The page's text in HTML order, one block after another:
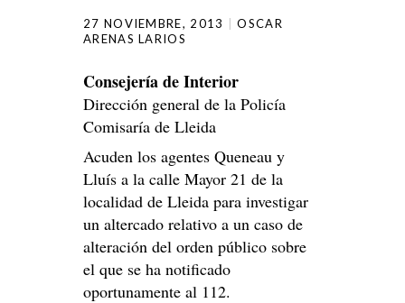
27 NOVIEMBRE, 2013
OSCAR
ARENAS LARIOS
Consejería de Interior
Dirección general de la Policía
Comisaría de Lleida
Acuden los agentes Queneau y
Lluís a la calle Mayor 21 de la
localidad de Lleida para investigar
un altercado relativo a un caso de
alteración del orden público sobre
el que se ha notificado
oportunamente al 112.